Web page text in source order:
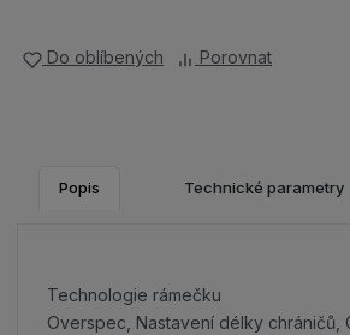
Do oblíbených Porovnat
Popis Technické parametry
Technologie rámečku
Overspec, Nastavení délky chráničů,